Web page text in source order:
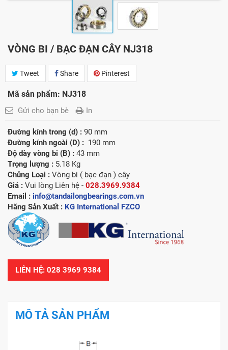
VÒNG BI / BẠC ĐẠN CÂY NJ318
Tweet Share Pinterest
Mã sản phẩm: NJ318
Gửi cho bạn bè In
Đường kính trong (d) : 90 mm
Đường kính ngoài (D) : 190 mm
Độ dày vòng bi (B) : 43 mm
Trọng lượng : 5.18 Kg
Chủng Loại : Vòng bi ( bạc đạn ) cây
Giá : Vui lòng Liên hệ - 028.3969.9384
Email : info@tandailongbearings.com.vn
Hãng Sản Xuất : KG International FZCO
LIÊN HỆ: 028 3969 9384
MÔ TẢ SẢN PHẨM